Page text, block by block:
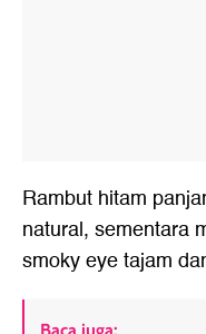
Rambut hitam
natural, sementara
smoky eye tajam